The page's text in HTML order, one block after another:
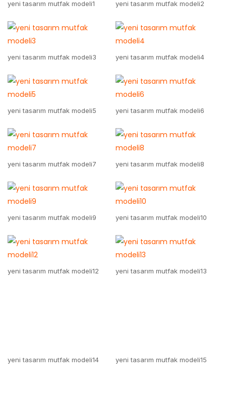
yeni tasarım mutfak modeli1 yeni tasarım mutfak modeli2
yeni tasarım mutfak modeli3 yeni tasarım mutfak modeli4
yeni tasarım mutfak modeli5 yeni tasarım mutfak modeli6
yeni tasarım mutfak modeli7 yeni tasarım mutfak modeli8
yeni tasarım mutfak modeli9 yeni tasarım mutfak modeli10
yeni tasarım mutfak modeli12 yeni tasarım mutfak modeli13